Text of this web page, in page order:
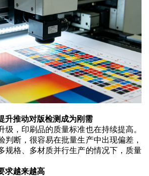
升推动对版检测成为刚需
级，印刷品的质量标准也在持续提高。
判断，很容易在批量生产中出现偏差，
规格、多材质并行生产的情况下，质量
求越来越高